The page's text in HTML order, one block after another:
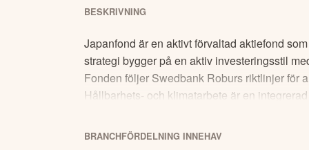
BESKRIVNING
Japanfond är en aktivt förvaltad aktiefond
strategi bygger på en aktiv investeringsstil
Fonden följer Swedbank Roburs riktlinjer för
Hållbarhets- och klimatarbete är en
BRANCHFÖRDELNING INNEHAV